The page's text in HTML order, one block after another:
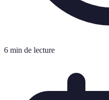
6 min de lecture